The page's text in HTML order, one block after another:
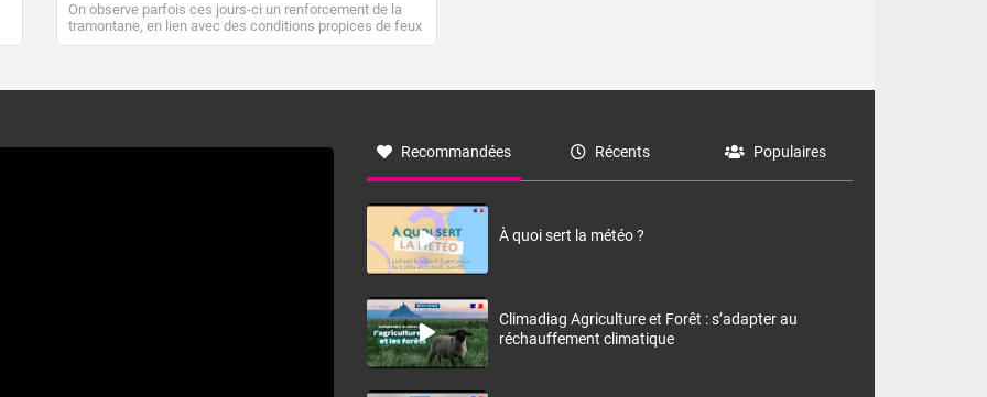
On observe parfois ces jours-ci un renforcement de la
tramontane, en lien avec des conditions propices de feux
de forêt. Mais qu'est-ce que la tramontane ? Quelles sont
à nord-ouest, dans un secteur qui part du Roussillon à la
monts, en allusion aux régions montagneuses d’où
Recommandées Récents Populaires
À quoi sert la météo ?
Climadiag Agriculture et Forêt : s’adapter au
réchauffement climatique